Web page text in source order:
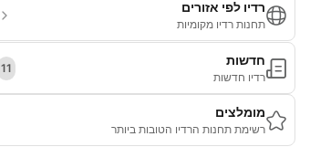
רדיו לפי אזורים
תחנות רדיו מקומיות
חדשות
רדיו חדשות
11
מומלצים
רשימת תחנות הרדיו הטובות ביותר